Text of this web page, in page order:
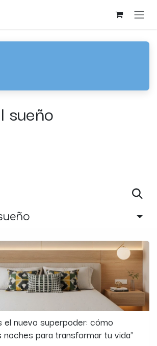
sueño
el nuevo superpoder: cómo
para transformar tu vida”